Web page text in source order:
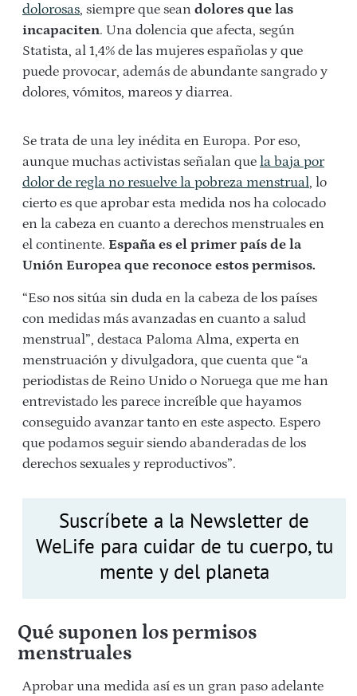
dolorosas, siempre que sean dolores que las
incapaciten. Una dolencia que afecta, según
Statista, al 1,4% de las mujeres españolas y que
puede provocar, además de abundante sangrado y
dolores, vómitos, mareos y diarrea.
Se trata de una ley inédita en Europa. Por eso,
aunque muchas activistas señalan que la baja por
dolor de regla no resuelve la pobreza menstrual, lo
cierto es que aprobar esta medida nos ha colocado
en la cabeza en cuanto a derechos menstruales en
el continente. España es el primer país de la
Unión Europea que reconoce estos permisos.
“Eso nos sitúa sin duda en la cabeza de los países
con medidas más avanzadas en cuanto a salud
menstrual”, destaca Paloma Alma, experta en
menstruación y divulgadora, que cuenta que “a
periodistas de Reino Unido o Noruega que me han
entrevistado les parece increíble que hayamos
conseguido avanzar tanto en este aspecto. Espero
que podamos seguir siendo abanderadas de los
derechos sexuales y reproductivos”.
Suscríbete a la Newsletter de
WeLife para cuidar de tu cuerpo, tu
mente y del planeta
Qué suponen los permisos
menstruales
Aprobar una medida así es un gran paso adelante